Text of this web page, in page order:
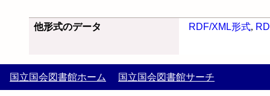
他形式のデータ RDF/XML形式,
国立国会図書館ホーム 国立国会図書館サーチ